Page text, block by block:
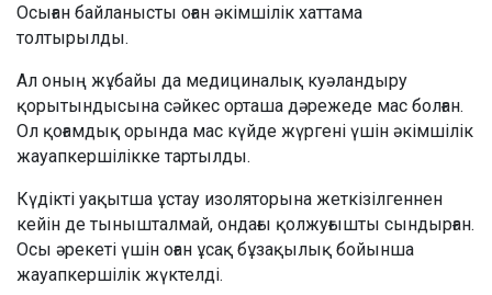
Осыған байланысты оған әкімшілік хаттама
толтырылды.
Ал оның жұбайы да медициналық куәландыру
қорытындысына сәйкес орташа дәрежеде мас болған.
Ол қоғамдық орында мас күйде жүргені үшін әкімшілік
жауапкершілікке тартылды.
Күдікті уақытша ұстау изоляторына жеткізілгеннен
кейін де тынышталмай, ондағы қолжуғышты сындырған.
Осы әрекеті үшін оған ұсақ бұзақылық бойынша
жауапкершілік жүктелді.